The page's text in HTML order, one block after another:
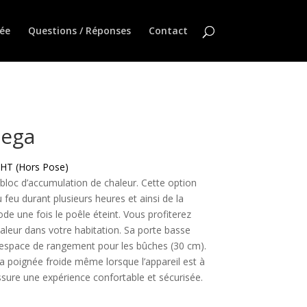
Questions / Réponses Contact
(Hors Pose)
d’accumulation de chaleur. Cette option
durant plusieurs heures et ainsi de la
une fois le poêle éteint. Vous profiterez
dans votre habitation. Sa porte basse
de rangement pour les bûches (30 cm).
froide même lorsque l’appareil est à
une expérience confortable et sécurisée.